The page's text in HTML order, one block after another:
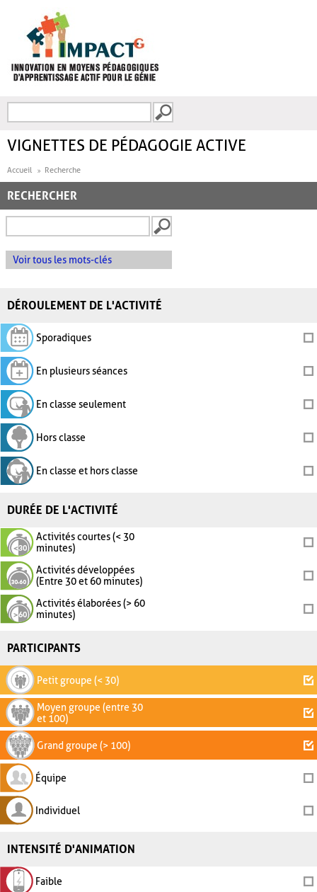
FORMULAIRE DE
VIGNETTES DE PÉDAGOGIE ACTIVE
Accueil Recherche
RECHERCHER
Voir tous les mots-clés
DÉROULEMENT DE L'ACTIVITÉ
Sporadiques
En plusieurs séances
En classe seulement
Hors classe
En classe et hors classe
DURÉE DE L'ACTIVITÉ
Activités courtes (< 30
minutes)
Activités développées
(Entre 30 et 60 minutes)
Activités élaborées (> 60
minutes)
PARTICIPANTS
Petit groupe (< 30)
Moyen groupe (entre 30
et 100)
Grand groupe (> 100)
Équipe
Individuel
INTENSITÉ D'ANIMATION
Faible